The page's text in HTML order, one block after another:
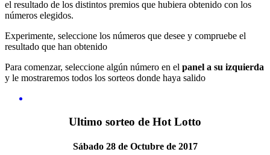
el resultado de los distintos premios que hubiera obtenido con los
números elegidos.
Experimente, seleccione los números que desee y compruebe el
resultado que han obtenido
Para comenzar, seleccione algún número en el panel a su izquierda
y le mostraremos todos los sorteos donde haya salido
Ultimo sorteo de Hot Lotto
Sábado 28 de Octubre de 2017